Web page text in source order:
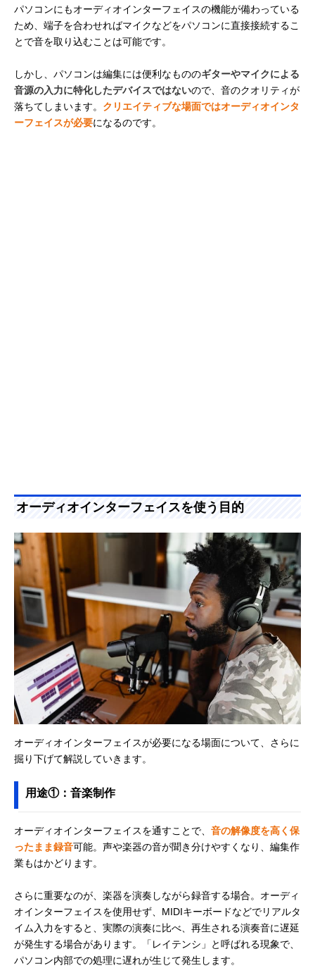
パソコンにもオーディオインターフェイスの機能が備わっている
ため、端子を合わせればマイクなどをパソコンに直接接続するこ
とで音を取り込むことは可能です。
しかし、パソコンは編集には便利なもののギターやマイクによる
音源の入力に特化したデバイスではないので、音のクオリティが
落ちてしまいます。 クリエイティブな場面ではオーディオインタ
ーフェイスが必要になるのです。
オーディオインターフェイスを使う目的
オーディオインターフェイスが必要になる場面について、さらに
掘り下げて解説していきます。
用途①：音楽制作
オーディオインターフェイスを通すことで、 音の解像度を高く保
ったまま録音可能。声や楽器の音が聞き分けやすくなり、編集作
業もはかどります。
さらに重要なのが、楽器を演奏しながら録音する場合。オーディ
オインターフェイスを使用せず、MIDIキーボードなどでリアルタ
イム入力をすると、実際の演奏に比べ、再生される演奏音に遅延
が発生する場合があります。「レイテンシ」と呼ばれる現象で、
パソコン内部での処理に遅れが生じて発生します。